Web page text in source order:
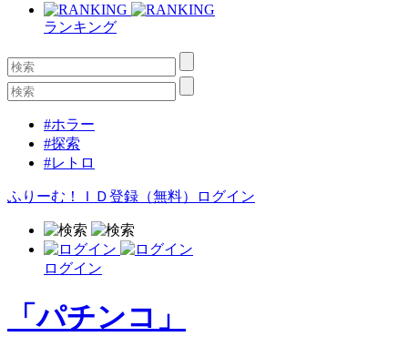
ランキング
#ホラー
#探索
#レトロ
ふりーむ！ＩＤ登録（無料） ログイン
ログイン
「パチンコ」